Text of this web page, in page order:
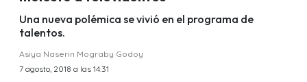
Una nueva polémica se vivió en el programa de
talentos.
Asiya Naserin Mograby Godoy
7 agosto, 2018 a las 14:31